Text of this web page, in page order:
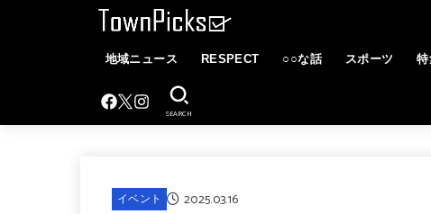
地域ニュース RESPECT ○○な話 スポーツ 特
SEARCH
イベント 2025.03.16